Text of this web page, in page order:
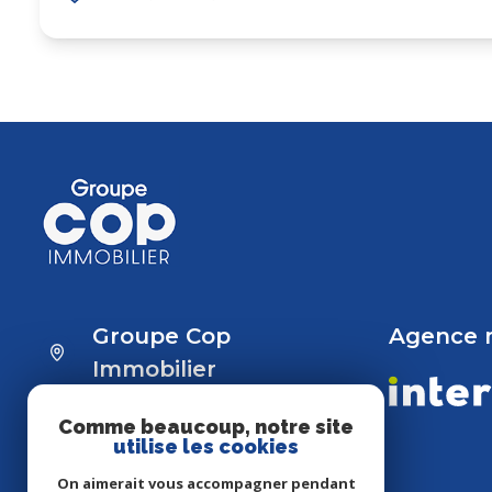
Groupe Cop
Immobilier
01 39 54 92 00 06 84 90 09 44
06 88 05 05 55
Agence
Comme beaucoup, notre site
utilise les cookies
On aimerait vous accompagner pendant